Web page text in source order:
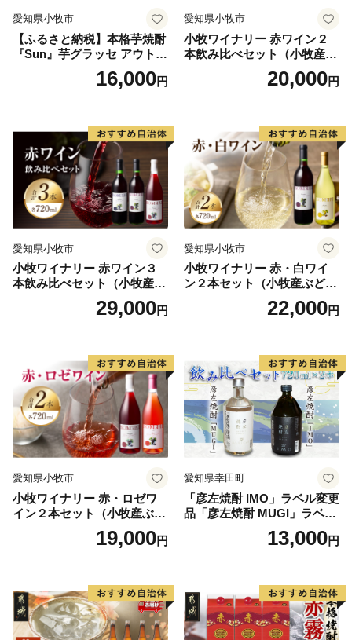
愛知県小牧市
【ふるさと納税】本格芋焼酎
『Sun』芋グラッセ アウトド
ア ソロキャンプ ベランピン
グ 巣ごもり 就労支援16,000円
愛知県小牧市
小牧ワイナリー 赤ワイン２
本飲み比べセット（小牧産ぶ
どう100％使用）20,000円
愛知県小牧市
小牧ワイナリー 赤ワイン３
本飲み比べセット（小牧産ぶ
どう100％使用）29,000円
愛知県小牧市
小牧ワイナリー 赤・白ワイ
ン２本セット（小牧産ぶどう
22,000円
愛知県小牧市
小牧ワイナリー 赤・ロゼワ
イン２本セット（小牧産ぶど
19,000円
愛知県幸田町
「彦左焼酎 IMO」ラベル変更
品「彦左焼酎 MUGI」ラベル
変更品 飲み比べ セット 合計
2本 720ml×各1本 25度 焼酎
13,000円